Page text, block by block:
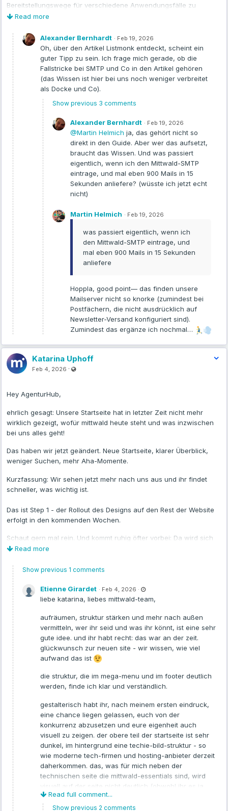
AnythingLLM
Qdrant qdrant/qdrant:latest
Umgebungsvariablen (Beispiel: Betrieb im
mittwald Container Hosting)
# AnythingLLM
SERVER_PORT
3001
STORAGE_DIR
=/app/server/storage
LLM_PROVIDER
=generic-openai
GENERIC_OPEN_AI_BASE_PATH
GENERIC_OPEN_AI_MODEL_PREF
GENERIC_OPEN_AI_API_KEY
GENERIC_OPEN_AI_MODEL_TOKEN_LIMIT
EMBEDDING_ENGINE
EMBEDDING_BASE_PATH
EMBEDDING_MODEL_PREF=Qwen3-Embedding-8
GENERIC_OPEN_AI_EMBEDDING_MODEL_PREF=Qwen3-
GENERIC_OPEN_AI_EMBEDDING_API_KEY
EMBEDDING_MODEL_MAX_CHUNK_LENGTH
VECTOR_DB
QDRANT_ENDPOINT=http://qdrant:6333 /
QDRANT_API_KEY=dein-qdrant-api-key
# Qdrant
QDRANT_SERVICE_API_KEY
Volumes
Qdrant
Setup-Zeit
Danach können direkt Dokumente hochgeladen, indexiert und per
Ergebnis
Eigene Wissensbasis aus internen Dokumenten
Vollständig lokal betreibbar
Ideal für Angebotswissen, Projektdokumentation, interne
Guidelines, FAQs u. v. m.
Wenn ihr Interesse an einer kurzen Demo oder einem Walkthrough
habt, sagt gerne Bescheid.
Bereitstellungswege für verschiedene Anwendungsfälle zu
beschreiben. Neben der Konfiguration über die mStudio-
Bereitstellung über die CLI, oder (wo sinnvoll) über Infrastructure-
as-Code mit Terraform.
Gibt es weitere Anwendungen, zu denen ihr euch einen
strukturierten Deployment Guide wünschen würdet?
Read more
Alexander Bernhardt · Feb 19, 2026
Oh, über den Artikel Listmonk entdeckt, scheint ein
guter Tipp zu sein. Ich frage mich gerade, ob die
Fallstricke bei SMTP und Co in den Artikel gehören
(das Wissen ist hier bei uns noch weniger verbreitet
als Docke und Co).
Show previous 3 comments
Alexander Bernhardt · Feb 19, 2026
@Martin Helmich ja, das gehört nicht so
direkt in den Guide. Aber wer das aufsetzt,
braucht das Wissen. Und was passiert
eigentlich, wenn ich den Mittwald-SMTP
eintrage, und mal eben 900 Mails in 15
Sekunden anliefere? (wüsste ich jetzt echt
nicht)
Martin Helmich · Feb 19, 2026
was passiert eigentlich, wenn ich
den Mittwald-SMTP eintrage, und
mal eben 900 Mails in 15 Sekunden
anliefere
Hoppla, good point— das finden unsere
Mailserver nicht so knorke (zumindest bei
Postfächern, die nicht ausdrücklich auf
Newsletter-Versand konfiguriert sind).
Zumindest das ergänze ich nochmal…
Katarina Uphoff
Feb 4, 2026 ·
Hey AgenturHub,
ehrlich gesagt: Unsere Startseite hat in letzter Zeit nicht mehr
wirklich gezeigt, wofür mittwald heute steht und was inzwischen
bei uns alles geht!
Das haben wir jetzt geändert. Neue Startseite, klarer Überblick,
weniger Suchen, mehr Aha-Momente.
Kurzfassung: Wir sehen jetzt mehr nach uns aus und ihr findet
schneller, was wichtig ist.
Das ist Step 1 - der Rollout des Designs auf den Rest der Website
erfolgt in den kommenden Wochen.
Schaut gern mal rein. Und kommt ruhig öfter vorbei: Da wird sich
künftig regelmäßig etwas tun.
Liebe Grüße
Katarina
P.S.: Unser Newsletter lohnt sich übrigens auch:
https://www.mittwald.de/newsletter-anmeldung
Read more
Show previous 1 comments
Etienne Girardet · Feb 4, 2026 · L
a
s
t
p
d
a
t
e
F
2
2
1
:
6
A
M
liebe katarina, liebes mittwald-team,
aufräumen, struktur stärken und mehr nach außen
vermitteln, wer ihr seid und was ihr könnt, ist eine sehr
gute idee. und ihr habt recht: das war an der zeit.
glückwunsch zur neuen site - wir wissen, wie viel
aufwand das ist
die struktur, die im mega-menu und im footer deutlich
werden, finde ich klar und verständlich.
gestalterisch habt ihr, nach meinem ersten eindruck,
eine chance liegen gelassen, euch von der
konkurrenz abzusetzen und eure eigenheit auch
visuell zu zeigen. der obere teil der startseite ist sehr
dunkel, im hintergrund eine techie-bild-struktur - so
wie moderne tech-firmen und hosting-anbieter derzeit
daherkommen. das, was für mich neben der
technischen seite die mittwald-essentials sind, wird
visuell auf der seite nicht deutlich (obwohl ihr es ja
textlich unterbringt). es kommt dazu, dass der seiten-
ablauf mit den vielen rund-eckigen boxen stark nach
Read full comment...
Show previous 2 comments